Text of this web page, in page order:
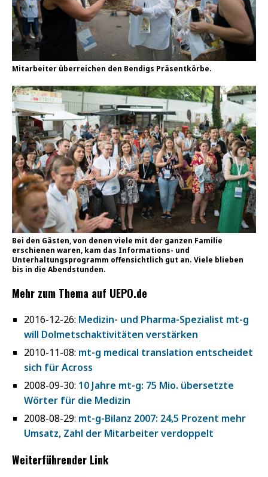
Mitarbeiter überreichen den Bendigs Präsentkörbe.
Bei den Gästen, von denen viele mit der ganzen Familie
erschienen waren, kam das Informations- und
Unterhaltungsprogramm offensichtlich gut an. Viele blieben
bis in die Abendstunden.
Mehr zum Thema auf UEPO.de
2016-12-26: Medizin- und Pharma-Spezialist mt-g
will Dolmetschaktivitäten verstärken
2010-11-08: mt-g medical translation entscheidet
sich für Across
2008-09-30: 10 Jahre mt-g: 75 Mio. übersetzte
Wörter für die Medizin
2008-08-29: mt-g-Bilanz 2007: 24,5 Prozent mehr
Umsatz, Zahl der Mitarbeiter verdoppelt
Weiterführender Link